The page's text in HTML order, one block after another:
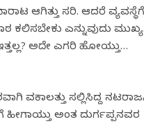
ಆಗಿತ್ತು ಸರಿ. ಆದರೆ ವ್ಯವಸ್ಥೆಗೆ
ಕಲಿಸಬೇಕು ಎನ್ನುವುದು ಮುಖ್ಯ
ಅದೇ ಎಗರಿ ಹೋಯ್ತು…
ವಕಾಲತ್ತು ಸಲ್ಲಿಸಿದ್ದ
ಹೀಗಾಯ್ತು ಅಂತ ದುರ್ಗಪ್ಪನವರ